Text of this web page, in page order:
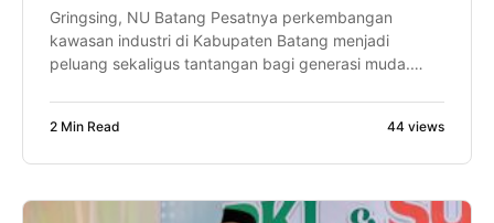
Gringsing, NU Batang Pesatnya perkembangan
kawasan industri di Kabupaten Batang menjadi
peluang sekaligus tantangan bagi generasi muda.
melalui kunjungan industri ke PT Feed and Care De
program […]
2 Min Read 44 views